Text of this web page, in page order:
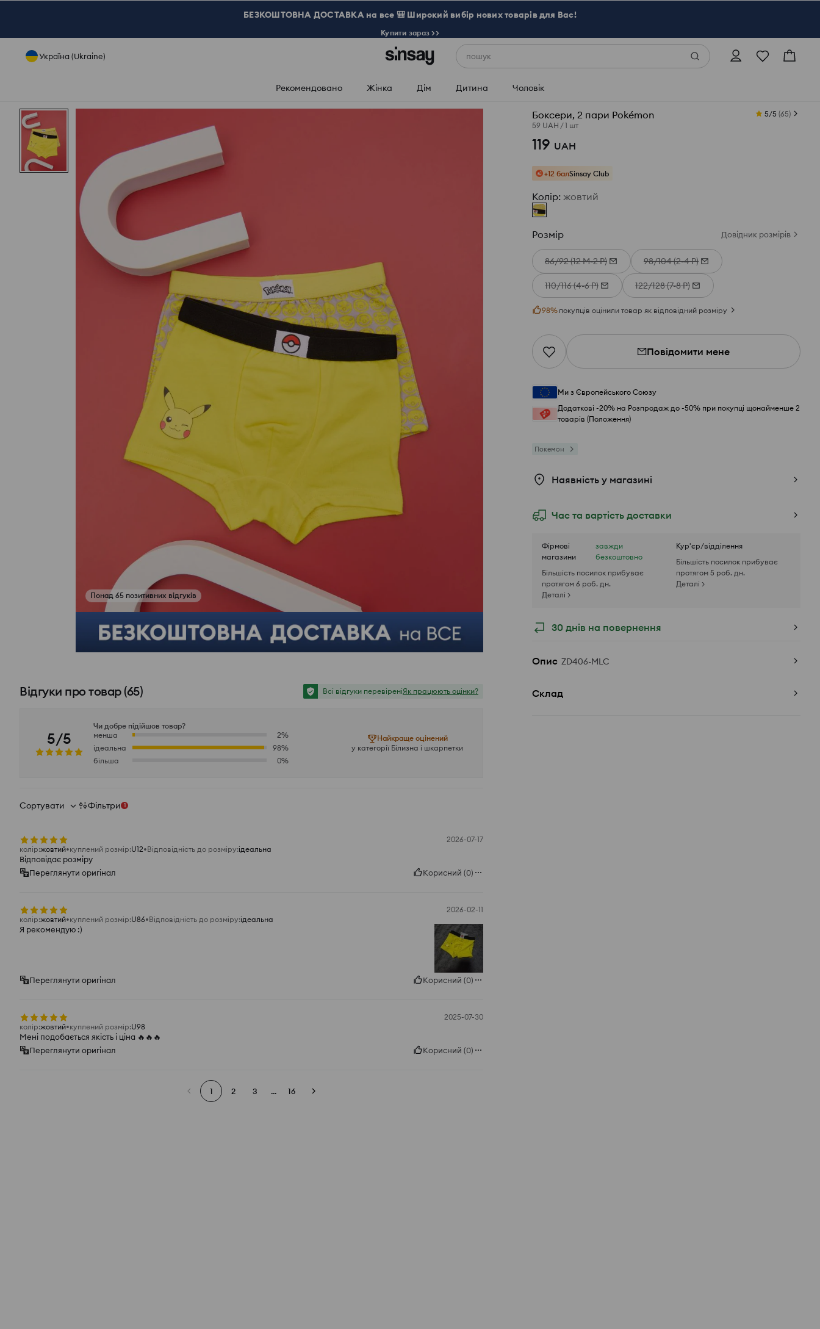
БЕЗКОШТОВНА ДОСТАВКА на все 🎒 Широкий вибір нових товарів для Вас!
Купити зараз >>
Україна (Ukraine) пошук
Рекомендовано Жінка Дім Дитина Чоловік
Боксери, 2 пари Pokémon
59 UAH /1 шт
5/5 (65)
119 UAH
+12 балSinsay Club
Колір: жовтий
Розмір Довідник розмірів
86/92 (12 М-2 Р) 98/104 (2-4 Р)
110/116 (4-6 Р) 122/128 (7-8 Р)
98% покупців оцінили товар як відповідний розміру
Повідомити мене
Ми з Європейського Союзу
Додаткові -20% на Розпродаж до -50% при покупці щонайменше 2
товарів (Положення)
Покемон
Наявність у магазині
Час та вартість доставки
Фірмові
магазини
завжди
безкоштовно
Більшість посилок прибуває
протягом 6 роб. дн.
Деталі >
Кур'єр/відділення
Більшість посилок прибуває
протягом 5 роб. дн.
Деталі >
30 днів на повернення
Опис ZD406-MLC
Склад
Понад 65 позитивних відгуків
Переглянути фото з відгуків
Відгуки про товар(65) Всі відгуки перевіреніЯк працюють оцінки?
5/5
Чи добре підійшов товар?
менша
2%
ідеальна
98%
більша
0%
Найкраще оцінений
у категорії Білизна і шкарпетки
Сортувати Фільтри 1
2026-07-17
колір:жовтий куплений розмір:U12 Відповідність до розміру:ідеальна
Відповідає розміру
Переглянути оригінал
Корисний (0)
2026-02-11
колір:жовтий куплений розмір:U86 Відповідність до розміру:ідеальна
Я рекомендую :)
Переглянути оригінал Корисний (0)
2025-07-30
колір:жовтий куплений розмір:U98
Мені подобається якість і ціна 🔥🔥🔥
Переглянути оригінал
Корисний (0)
1 2 3 ... 16